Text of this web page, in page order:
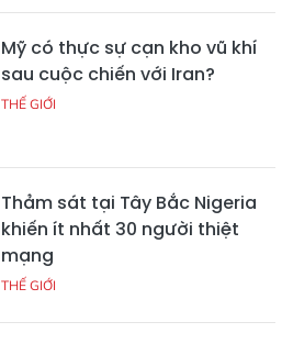
Mỹ có thực sự cạn kho vũ khí
sau cuộc chiến với Iran?
THẾ GIỚI
Thảm sát tại Tây Bắc Nigeria
khiến ít nhất 30 người thiệt
mạng
THẾ GIỚI